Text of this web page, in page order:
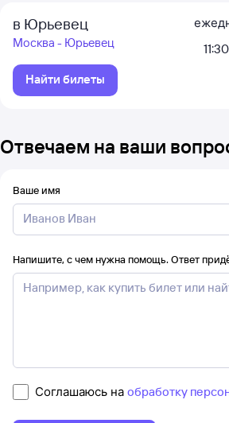
в Юрьевец
Москва - Юрьевец
Найти билеты
11:30
Отвечаем на ваши
Ваше имя
Напишите, с чем нужна помощь. Ответ
Соглашаюсь на обработку